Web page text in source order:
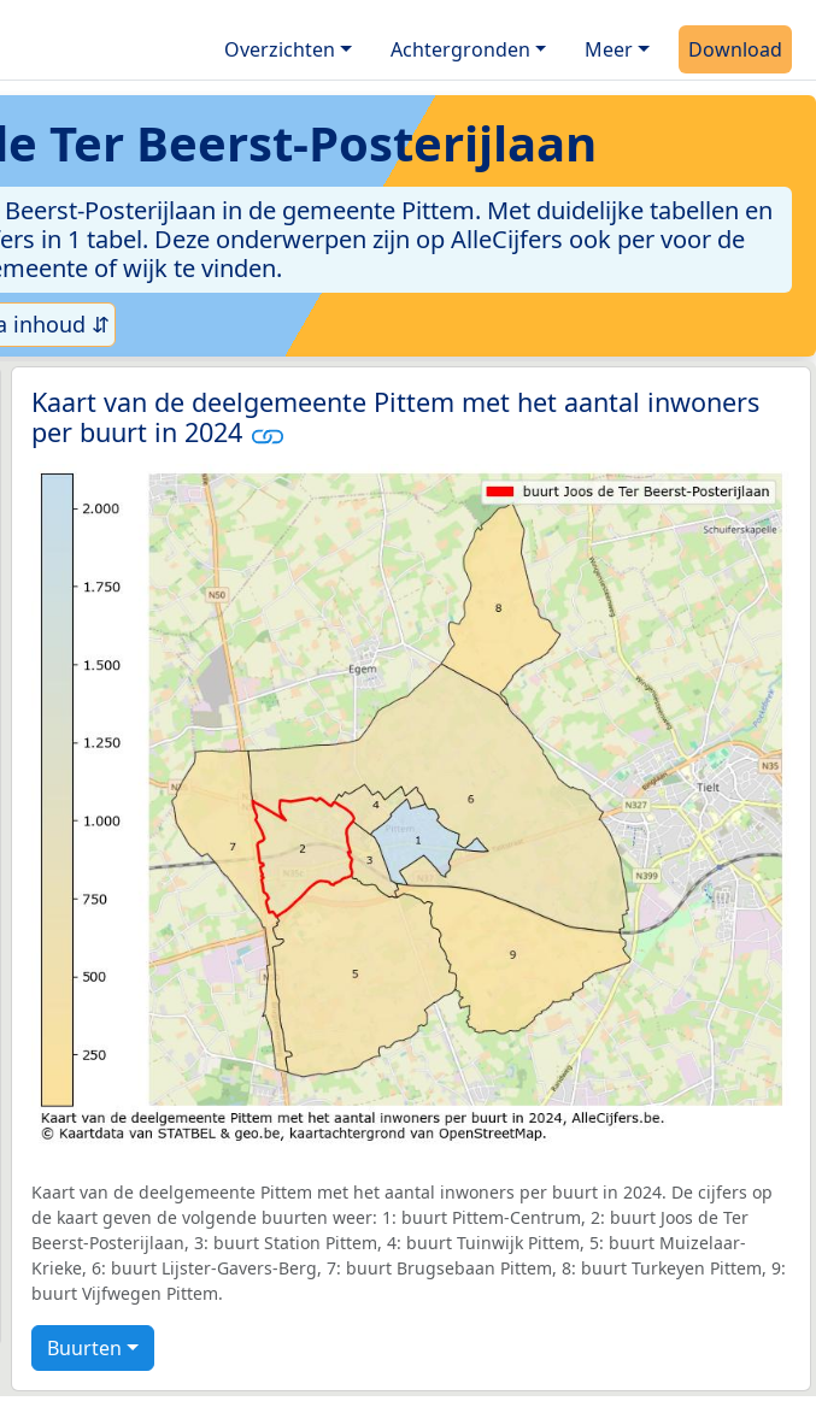
Overzichten Achtergronden Meer Download
Ter Beerst-Posterijlaan
Posterijlaan in de gemeente Pittem. Met duidelijke tabellen en
in 1 tabel. Deze onderwerpen zijn op AlleCijfers ook per voor de
of wijk te vinden.
inhoud ⇵
Kaart van de deelgemeente Pittem met het aantal inwoners
per buurt in 2024
Kaart van de deelgemeente Pittem met het aantal inwoners per buurt in 2024. De cijfers op
de kaart geven de volgende buurten weer: 1: buurt Pittem-Centrum, 2: buurt Joos de Ter
Beerst-Posterijlaan, 3: buurt Station Pittem, 4: buurt Tuinwijk Pittem, 5: buurt Muizelaar-
Krieke, 6: buurt Lijster-Gavers-Berg, 7: buurt Brugsebaan Pittem, 8: buurt Turkeyen Pittem, 9:
buurt Vijfwegen Pittem.
Buurten